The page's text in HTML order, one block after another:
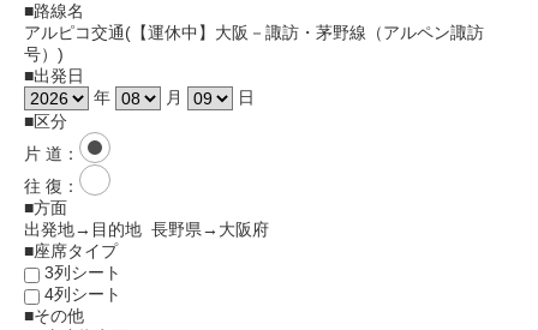
■路線名
アルピコ交通(【運休中】大阪－諏訪・茅野線（アルペン諏訪
号）)
■出発日
年
月
日
■区分
片 道 ：
往 復 ：
■方面
出発地→目的地 長野県→大阪府
■座席タイプ
3列シート
4列シート
■その他